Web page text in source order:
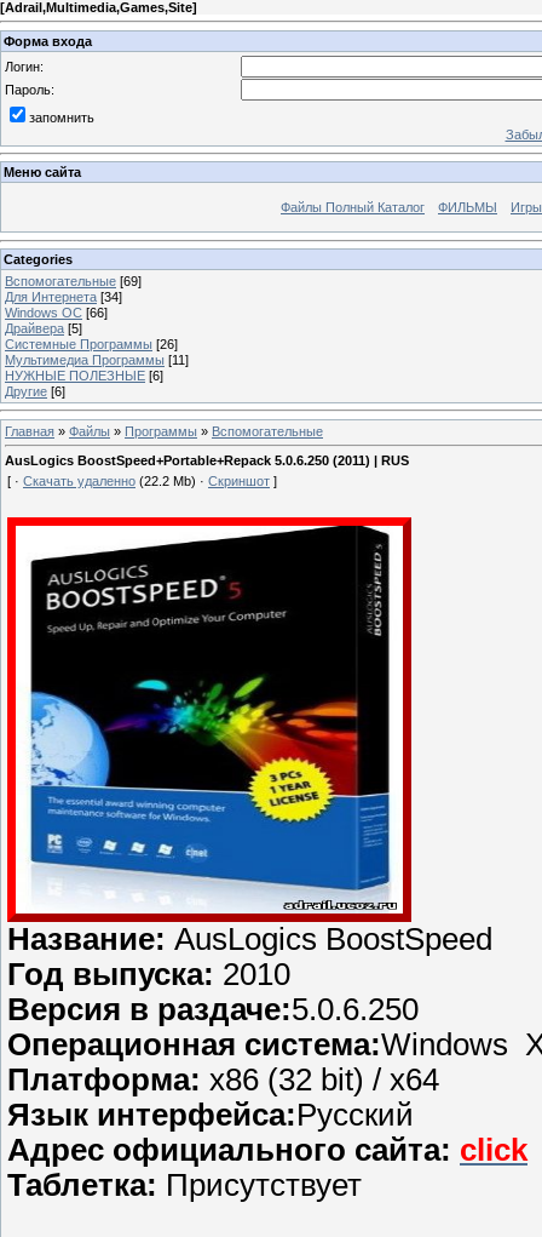
[Adrail,Multimedia,Games,Site]
Форма входа
Логин:
Пароль:
запомнить
Меню сайта
Файлы Полный Каталог ФИЛЬМЫ
Categories
Вспомогательные [69]
Для Интернета [34]
Windows ОС [66]
Драйвера [5]
Системные Программы [26]
Мультимедиа Программы [11]
НУЖНЫЕ ПОЛЕЗНЫЕ [6]
Другие [6]
Главная » Файлы » Программы » Вспомогательные
AusLogics BoostSpeed+Portable+Repack 5.0.6.250 (2011) | RUS
[ · Скачать удаленно (22.2 Mb) · Скриншот ]
Название: AusLogics BoostSpeed
Год выпуска: 2010
Версия в раздаче:5.0.6.250
Операционная система:Windows
Платформа: х86 (32 bit) / x64
Язык интерфейса:Русский
Адрес официального сайта: click
Таблетка: Присутствует